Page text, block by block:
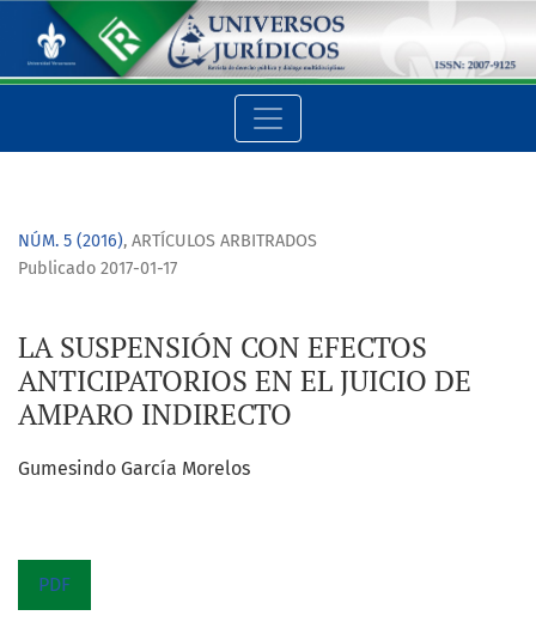
LA SUSPENSIÓN CON EFECTOS ANTICIPATORIOS EN EL JUICIO
NÚM. 5 (2016), ARTÍCULOS ARBITRADOS
LA SUSPENSIÓN CON EFECTOS
ANTICIPATORIOS EN EL JUICIO DE
AMPARO INDIRECTO
Publicado 2017-01-17
Gumesindo García Morelos
PDF